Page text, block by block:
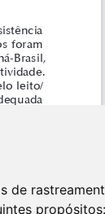
de
propósitos: